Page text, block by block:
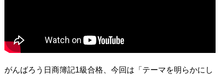
がんばろう日商簿記1級合格、今回は「テーマを明らかにし